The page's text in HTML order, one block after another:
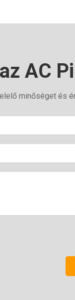
AC
minőséget és